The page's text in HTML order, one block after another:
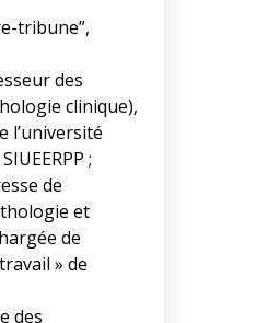
tribune”,
des
clinique),
l’université
;
de
et
de
» de
des